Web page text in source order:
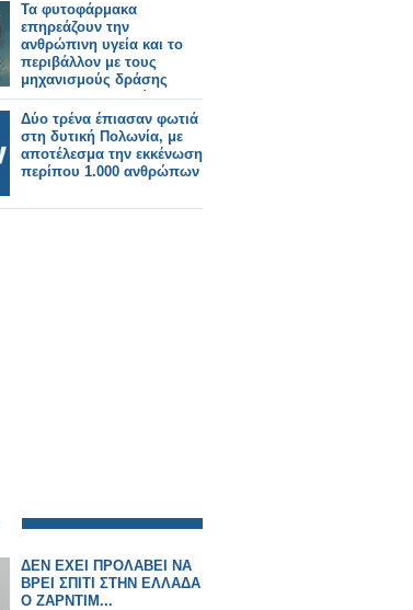
Τα φυτοφάρμακα
επηρεάζουν την
ανθρώπινη υγεία και το
περιβάλλον με τους
μηχανισμούς δράσης
τους και αποτελούν
κίνδυνο για τους
επικονιαστές
Δύο τρένα έπιασαν φωτιά
στη δυτική Πολωνία, με
αποτέλεσμα την εκκένωση
περίπου 1.000 ανθρώπων
ΔΕΝ ΕΧΕΙ ΠΡΟΛΑΒΕΙ ΝΑ
ΒΡΕΙ ΣΠΙΤΙ ΣΤΗΝ ΕΛΛΑΔΑ
Ο ΖΑΡΝΤΙΜ...